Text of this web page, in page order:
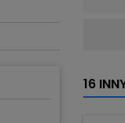
16